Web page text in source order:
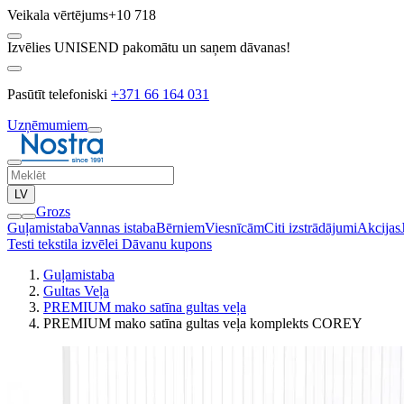
Veikala vērtējums+10 718
Izvēlies UNISEND pakomātu un saņem dāvanas!
Pasūtīt telefoniski +371 66 164 031
Uzņēmumiem
LV
Grozs
GuļamistabaVannas istabaBērniemViesnīcāmCiti izstrādājumiAkcijas
Testi tekstila izvēlei Dāvanu kupons
Guļamistaba
Gultas Veļa
PREMIUM mako satīna gultas veļa
PREMIUM mako satīna gultas veļa komplekts COREY